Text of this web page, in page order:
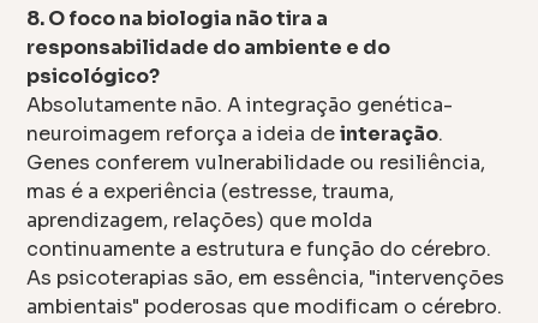
8. O foco na biologia não tira a
responsabilidade do ambiente e do
psicológico?
Absolutamente não. A integração genética-
neuroimagem reforça a ideia deinteração.
Genes conferem vulnerabilidade ou resiliência,
mas é a experiência (estresse, trauma,
aprendizagem, relações) que molda
continuamente a estrutura e função do cérebro.
As psicoterapias são, em essência, "intervenções
ambientais" poderosas que modificam o cérebro.